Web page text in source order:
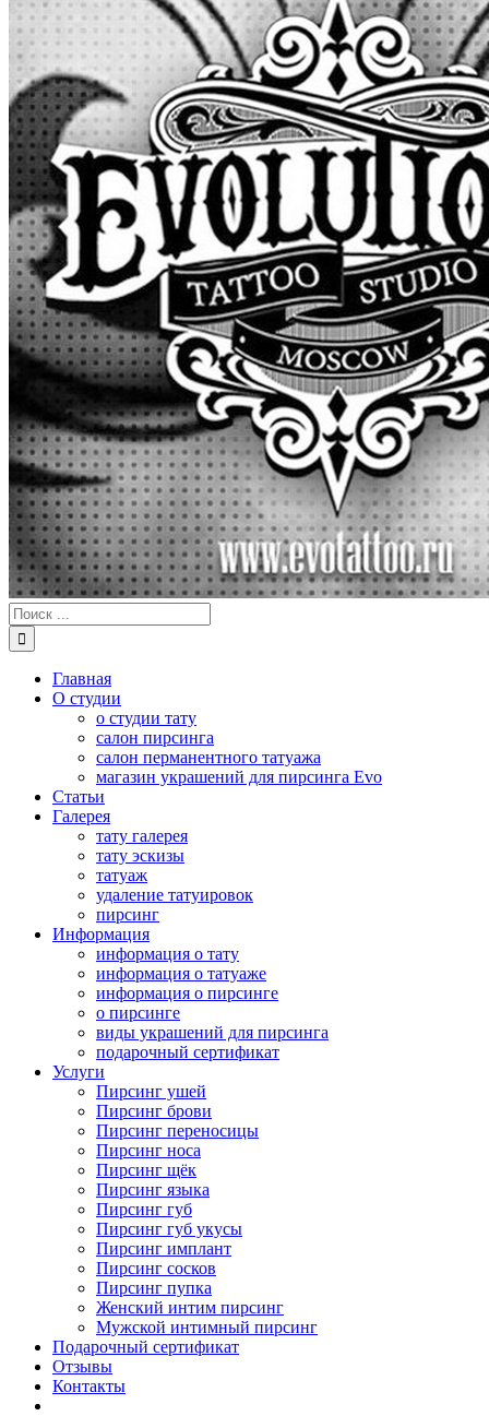
Результат
поиска:
Главная
О студии
о студии тату
салон пирсинга
салон перманентного татуажа
магазин украшений для пирсинга Evo
Статьи
Галерея
тату галерея
тату эскизы
татуаж
удаление татуировок
пирсинг
Информация
информация о тату
информация о татуаже
информация о пирсинге
о пирсинге
виды украшений для пирсинга
подарочный сертификат
Услуги
Пирсинг ушей
Пирсинг брови
Пирсинг переносицы
Пирсинг носа
Пирсинг щёк
Пирсинг языка
Пирсинг губ
Пирсинг губ укусы
Пирсинг имплант
Пирсинг сосков
Пирсинг пупка
Женский интим пирсинг
Мужской интимный пирсинг
Подарочный сертификат
Отзывы
Контакты